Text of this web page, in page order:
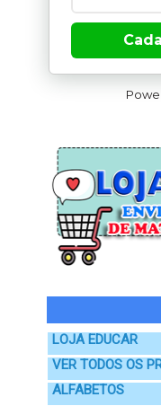
LOJA EDUCAR
VER TODOS OS
ALFABETOS